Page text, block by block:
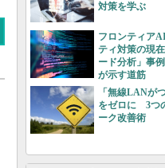
対策を学ぶ
フロンティア
ティ対策の現
ード分析」事
が示す道筋
「無線LANが
をゼロに 3つ
ーク改善術